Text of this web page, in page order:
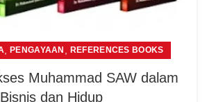
,PENGAYAAN REFERENCES BOOKS
Muhammad SAW dalam
Bisnis dan Hidup